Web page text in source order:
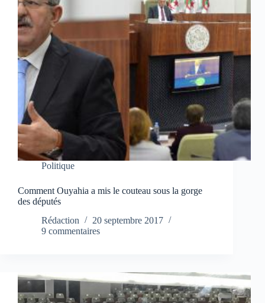
Politique
Comment Ouyahia a mis le couteau sous la gorge
des députés
Rédaction
20 septembre 2017
9 commentaires